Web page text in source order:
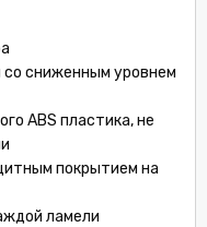
сниженным уровнем
ABS пластика, не
покрытием на
ламели